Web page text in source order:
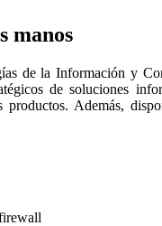
manos
de la Información y
de soluciones
productos. Además,